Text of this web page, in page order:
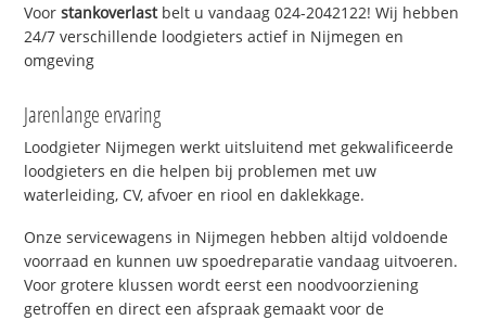
Voorstankoverlastbelt u vandaag 024-2042122! Wij hebben
24/7 verschillende loodgieters actief in Nijmegen en
omgeving
Jarenlange ervaring
Loodgieter Nijmegen werkt uitsluitend met gekwalificeerde
loodgieters en die helpen bij problemen met uw
waterleiding, CV, afvoer en riool en daklekkage.
Onze servicewagens in Nijmegen hebben altijd voldoende
voorraad en kunnen uw spoedreparatie vandaag uitvoeren.
Voor grotere klussen wordt eerst een noodvoorziening
getroffen en direct een afspraak gemaakt voor de